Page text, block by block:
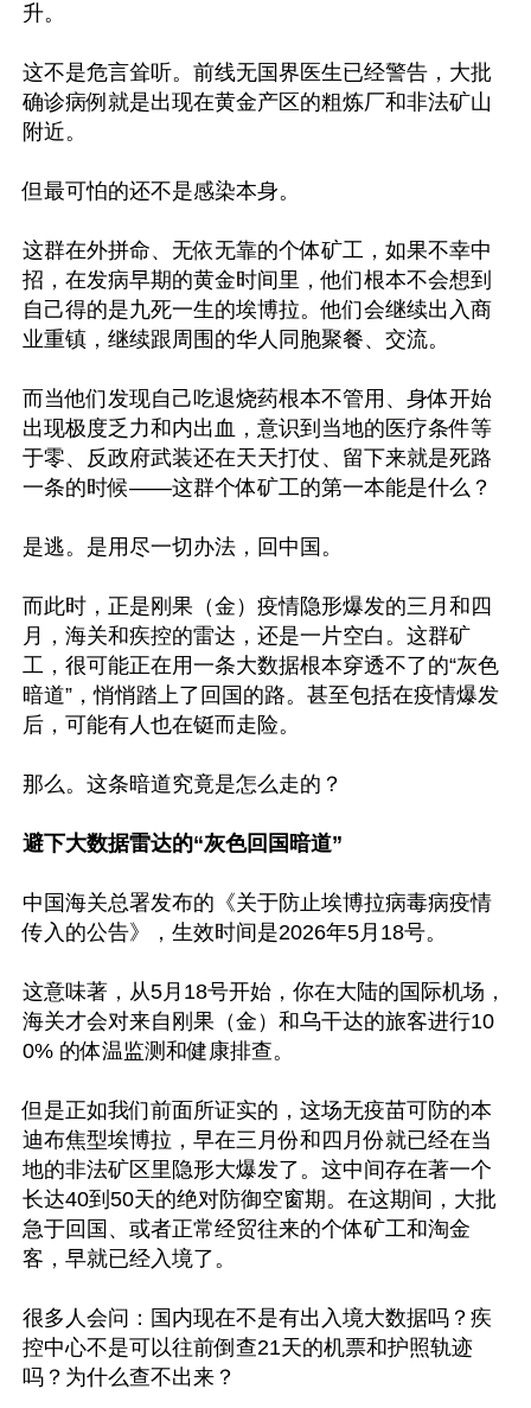
升。
这不是危言耸听。前线无国界医生已经警告，大批
确诊病例就是出现在黄金产区的粗炼厂和非法矿山
附近。
但最可怕的还不是感染本身。
这群在外拼命、无依无靠的个体矿工，如果不幸中
招，在发病早期的黄金时间里，他们根本不会想到
自己得的是九死一生的埃博拉。他们会继续出入商
业重镇，继续跟周围的华人同胞聚餐、交流。
而当他们发现自己吃退烧药根本不管用、身体开始
出现极度乏力和内出血，意识到当地的医疗条件等
于零、反政府武装还在天天打仗、留下来就是死路
一条的时候——这群个体矿工的第一本能是什么？
是逃。是用尽一切办法，回中国。
而此时，正是刚果（金）疫情隐形爆发的三月和四
月，海关和疾控的雷达，还是一片空白。这群矿
工，很可能正在用一条大数据根本穿透不了的“灰色
暗道”，悄悄踏上了回国的路。甚至包括在疫情爆发
后，可能有人也在铤而走险。
那么。这条暗道究竟是怎么走的？
避下大数据雷达的“灰色回国暗道”
中国海关总署发布的《关于防止埃博拉病毒病疫情
传入的公告》，生效时间是2026年5月18号。
这意味著，从5月18号开始，你在大陆的国际机场，
海关才会对来自刚果（金）和乌干达的旅客进行10
0% 的体温监测和健康排查。
但是正如我们前面所证实的，这场无疫苗可防的本
迪布焦型埃博拉，早在三月份和四月份就已经在当
地的非法矿区里隐形大爆发了。这中间存在著一个
长达40到50天的绝对防御空窗期。在这期间，大批
急于回国、或者正常经贸往来的个体矿工和淘金
客，早就已经入境了。
很多人会问：国内现在不是有出入境大数据吗？疾
控中心不是可以往前倒查21天的机票和护照轨迹
吗？为什么查不出来？